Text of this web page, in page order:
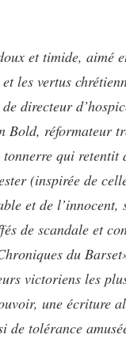
et timide,
les vertus
directeur
Bold, réformateur
qui
(inspirée de
et de
de scandale et
du
victoriens les
une écriture
de tolérance